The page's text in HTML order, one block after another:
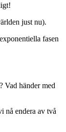
just nu).
fasen
Vad händer med
nå endera av två